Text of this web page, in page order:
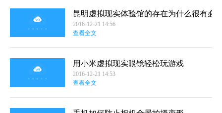
昆明虚拟现实体验馆的存在为什么很有必
2016-12-21 14:56
查看全文
用小米虚拟现实眼镜轻松玩游戏
2016-12-21 14:53
查看全文